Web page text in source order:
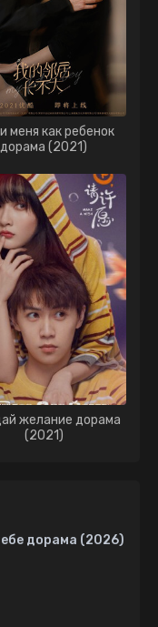
меня как ребенок
дорама (2021)
желание дорама
(2021)
дорама (2026)